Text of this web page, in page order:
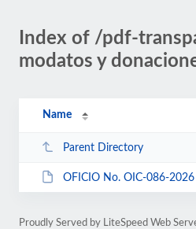
Index of /pdf-
modatos y
Name
Parent Directory
OFICIO No. OIC-086-2026 ORGANO INTERNO DE
Proudly Served by LiteSpeed Web